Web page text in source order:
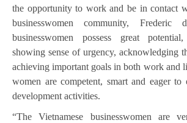
the opportunity to work and be in contact
businesswomen community, Frederic
businesswomen possess great
showing sense of urgency, acknowledging
achieving important goals in both work and
women are competent, smart and eager to
development activities.
“The Vietnamese businesswomen are